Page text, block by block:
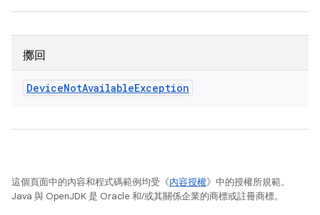
擲回
DeviceNotAvailableException
這個頁面中的內容和程式碼範例均受《內容授權》中的授權所規範。
Java 與 OpenJDK 是 Oracle 和/或其關係企業的商標或註冊商標。